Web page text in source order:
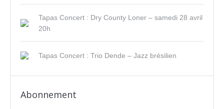
Tapas Concert : Dry County Loner – samedi 28 avril
20h
Tapas Concert : Trio Dende – Jazz brésilien
Abonnement